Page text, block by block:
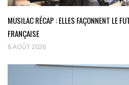
MUSILAC RÉCAP : ELLES FAÇONNENT LE
FRANÇAISE
8 AOÛT 2026